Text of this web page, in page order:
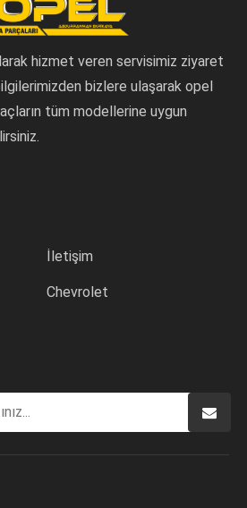
hizmet veren servisimiz ziyaret
bizlere ulaşarak opel
tüm modellerine uygun
İletişim
Chevrolet